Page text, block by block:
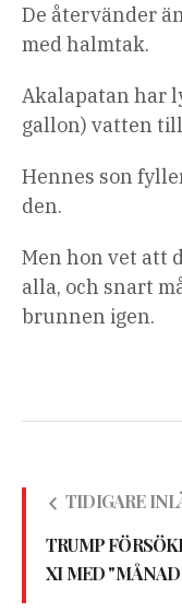
De återvänder
med halmtak.
Akalapatan har
gallon) vatten
Hennes son
den.
Men hon vet att
alla, och snart
brunnen igen.
TIDIGARE
TRUMP
XI MED